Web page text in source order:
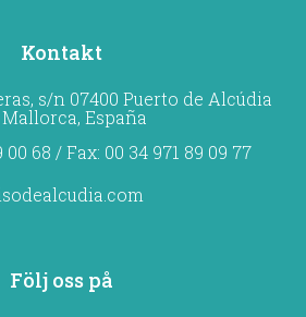
Kontakt
s/n 07400 Puerto de Alcúdia
Mallorca, España
00 68 / Fax: 00 34 971 89 09 77
Följ oss på